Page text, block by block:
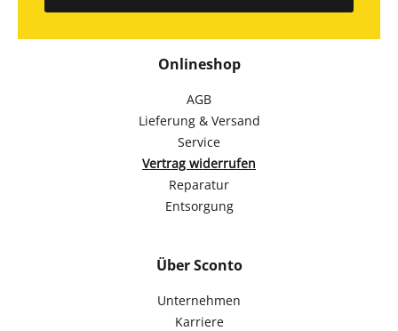
Onlineshop
AGB
Lieferung & Versand
Service
Vertrag widerrufen
Reparatur
Entsorgung
Über Sconto
Unternehmen
Karriere